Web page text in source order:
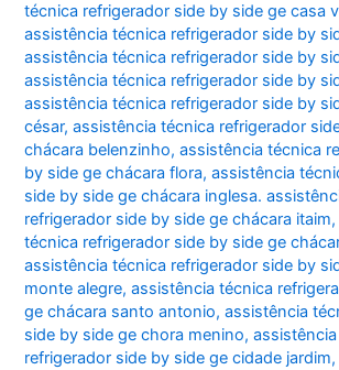
técnica refrigerador side by side ge casa
assistência técnica refrigerador side by
assistência técnica refrigerador side by
assistência técnica refrigerador side by
assistência técnica refrigerador side by
césar,assistência técnica refrigerador
chácara belenzinho,assistência técnica
by side ge chácara flora,assistência
side by side ge chácara inglesa.
refrigerador side by side ge chácara itaim
técnica refrigerador side by side ge
assistência técnica refrigerador side by
monte alegre,assistência técnica
ge chácara santo antonio,assistência
side by side ge chora menino,
refrigerador side by side ge cidade jardim